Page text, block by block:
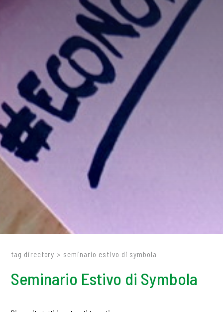
tag directory > seminario estivo di symbola
Seminario Estivo di Symbola